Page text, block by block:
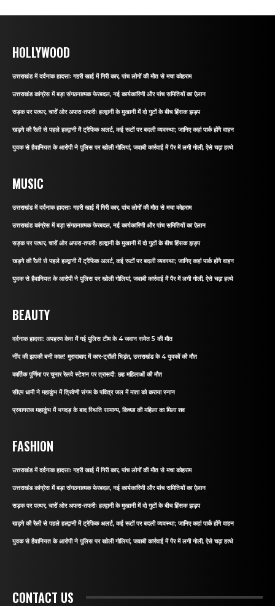
HOLLYWOOD
उत्तराखंड में दर्दनाक हादसाः गहरी खाई में गिरी कार, पांच लोगों की मौत से मचा कोहराम
उत्तराखंड कांग्रेस में बड़ा संगठनात्मक फेरबदल, नई कार्यकारिणी और पांच समितियों का ऐलान
सड़क पर पत्थर, चारों ओर अफरा-तफरीः हल्द्वानी के मुखानी में दो गुटों के बीच हिंसक झड़प
खड़गे की रैली से पहले हल्द्वानी में ट्रैफिक अलर्ट, कई रूटों पर बदली व्यवस्था; जानिए कहां पार्क होंगे वाहन
युवक से हैवानियत के आरोपी ने पुलिस पर खोली गोलियां, जवाबी कार्रवाई में पैर में लगी गोली, ऐसे चढ़ा हत्थे
MUSIC
उत्तराखंड में दर्दनाक हादसाः गहरी खाई में गिरी कार, पांच लोगों की मौत से मचा कोहराम
उत्तराखंड कांग्रेस में बड़ा संगठनात्मक फेरबदल, नई कार्यकारिणी और पांच समितियों का ऐलान
सड़क पर पत्थर, चारों ओर अफरा-तफरीः हल्द्वानी के मुखानी में दो गुटों के बीच हिंसक झड़प
खड़गे की रैली से पहले हल्द्वानी में ट्रैफिक अलर्ट, कई रूटों पर बदली व्यवस्था; जानिए कहां पार्क होंगे वाहन
युवक से हैवानियत के आरोपी ने पुलिस पर खोली गोलियां, जवाबी कार्रवाई में पैर में लगी गोली, ऐसे चढ़ा हत्थे
BEAUTY
दर्दनाक हादसा: अपहरण केस में गई पुलिस टीम के 4 जवान समेत 5 की मौत
नींद की झपकी बनी काल! मुरादाबाद में कार-ट्रॉली भिड़ंत, उत्तराखंड के 4 युवकों की मौत
कार्तिक पूर्णिमा पर चुनार रेलवे स्टेशन पर त्रासदी: छह महिलाओं की मौत
सीएम धामी ने महाकुंभ में त्रिवेणी संगम के पवित्र जल में माता को कराया स्नान
प्रयागराज महाकुंभ में भगदड़ के बाद स्थिति सामान्य, किच्छा की महिला का मिला शव
FASHION
उत्तराखंड में दर्दनाक हादसाः गहरी खाई में गिरी कार, पांच लोगों की मौत से मचा कोहराम
उत्तराखंड कांग्रेस में बड़ा संगठनात्मक फेरबदल, नई कार्यकारिणी और पांच समितियों का ऐलान
सड़क पर पत्थर, चारों ओर अफरा-तफरीः हल्द्वानी के मुखानी में दो गुटों के बीच हिंसक झड़प
खड़गे की रैली से पहले हल्द्वानी में ट्रैफिक अलर्ट, कई रूटों पर बदली व्यवस्था; जानिए कहां पार्क होंगे वाहन
युवक से हैवानियत के आरोपी ने पुलिस पर खोली गोलियां, जवाबी कार्रवाई में पैर में लगी गोली, ऐसे चढ़ा हत्थे
CONTACT US